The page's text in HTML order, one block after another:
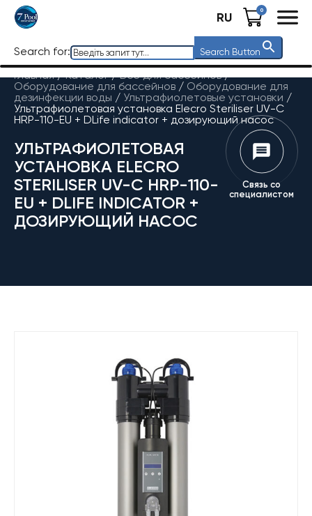
RU 0
Search for: Search Button
Главная / Каталог/Все для бассейнов/
Оборудование для бассейнов / Оборудование для
дезинфекции воды / Ультрафиолетовые установки /
Ультрафиолетовая установка Elecro Steriliser UV-C
HRP-110-EU + DLife indicator + дозирующий насос
УЛЬТРАФИОЛЕТОВАЯ
УСТАНОВКА ELECRO
STERILISER UV-C HRP-110-
EU + DLIFE INDICATOR +
ДОЗИРУЮЩИЙ НАСОС
Связь со
специалистом